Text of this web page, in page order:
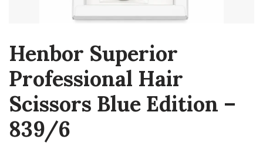
Henbor Superior
Professional Hair
Scissors Blue Edition –
839/6